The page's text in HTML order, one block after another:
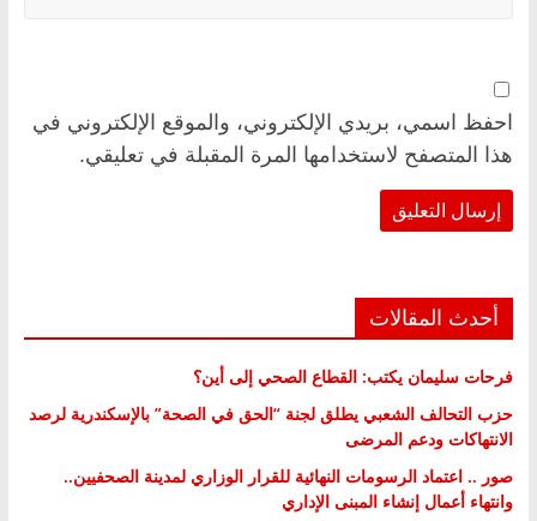
احفظ اسمي، بريدي الإلكتروني، والموقع الإلكتروني في
هذا المتصفح لاستخدامها المرة المقبلة في تعليقي.
أحدث المقالات
فرحات سليمان يكتب: القطاع الصحي إلى أين؟
حزب التحالف الشعبي يطلق لجنة “الحق في الصحة” بالإسكندرية لرصد
الانتهاكات ودعم المرضى
صور .. اعتماد الرسومات النهائية للقرار الوزاري لمدينة الصحفيين..
وانتهاء أعمال إنشاء المبنى الإداري